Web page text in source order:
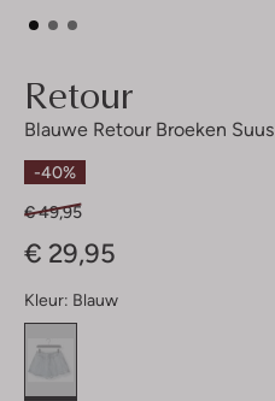
Retour
Blauwe Retour Broeken Suus
-40%
€ 49,95
€ 29,95
Kleur: Blauw